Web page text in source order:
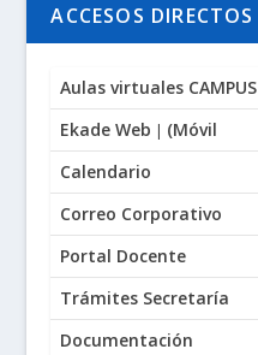
ACCESOS DIRECTOS
Aulas virtuales CAMPUS
Ekade Web | (Móvil
Calendario
Correo Corporativo
Portal Docente
Trámites Secretaría
Documentación